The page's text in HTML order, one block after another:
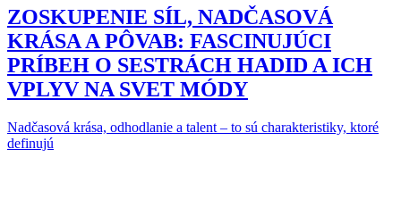
ZOSKUPENIE SÍL, NADČASOVÁ
KRÁSA A PÔVAB: FASCINUJÚCI
PRÍBEH O SESTRÁCH HADID A ICH
VPLYV NA SVET MÓDY
Nadčasová krása, odhodlanie a talent – to sú charakteristiky, ktoré
definujú